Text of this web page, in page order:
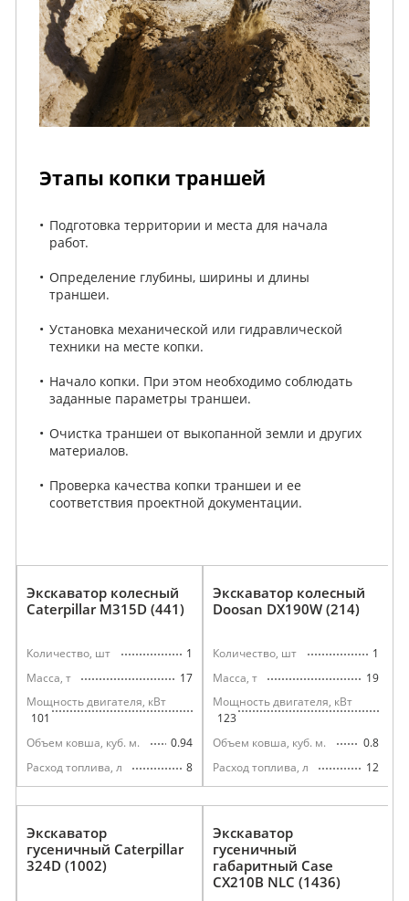
Этапы копки траншей
Подготовка территории и места для начала
работ.
Определение глубины, ширины и длины
траншеи.
Установка механической или гидравлической
техники на месте копки.
Начало копки. При этом необходимо соблюдать
заданные параметры траншеи.
Очистка траншеи от выкопанной земли и других
материалов.
Проверка качества копки траншеи и ее
соответствия проектной документации.
Экскаватор колесный
Caterpillar M315D (441)
Количество, шт
1
Масса, т
17
Мощность двигателя, кВт
101
Объем ковша, куб. м.
0.94
Расход топлива, л
8
Экскаватор колесный
Doosan DX190W (214)
Количество, шт
1
Масса, т
19
Мощность двигателя, кВт
123
Объем ковша, куб. м.
0.8
Расход топлива, л
12
Экскаватор
гусеничный Caterpillar
324D (1002)
Экскаватор
гусеничный
габаритный Case
CX210B NLC (1436)